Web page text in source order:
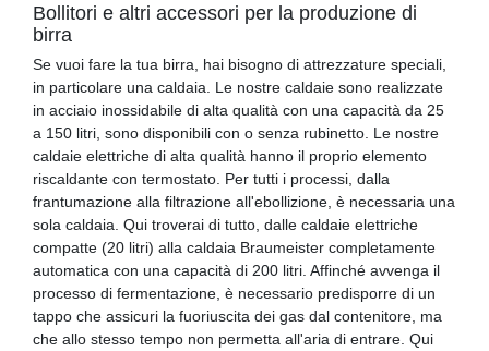
Bollitori e altri accessori per la produzione di
birra
Se vuoi fare la tua birra, hai bisogno di attrezzature speciali,
in particolare una caldaia. Le nostre caldaie sono realizzate
in acciaio inossidabile di alta qualità con una capacità da 25
a 150 litri, sono disponibili con o senza rubinetto. Le nostre
caldaie elettriche di alta qualità hanno il proprio elemento
riscaldante con termostato. Per tutti i processi, dalla
frantumazione alla filtrazione all'ebollizione, è necessaria una
sola caldaia. Qui troverai di tutto, dalle caldaie elettriche
compatte (20 litri) alla caldaia Braumeister completamente
automatica con una capacità di 200 litri. Affinché avvenga il
processo di fermentazione, è necessario predisporre di un
tappo che assicuri la fuoriuscita dei gas dal contenitore, ma
che allo stesso tempo non permetta all'aria di entrare. Qui